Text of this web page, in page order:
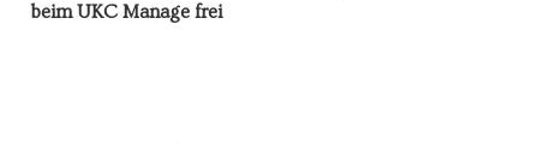
beim UKC Manage frei